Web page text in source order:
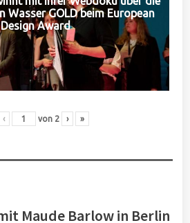
Wasser GOLD beim European
Design Award
‹ von 2 › »
Maude Barlow in Berlin